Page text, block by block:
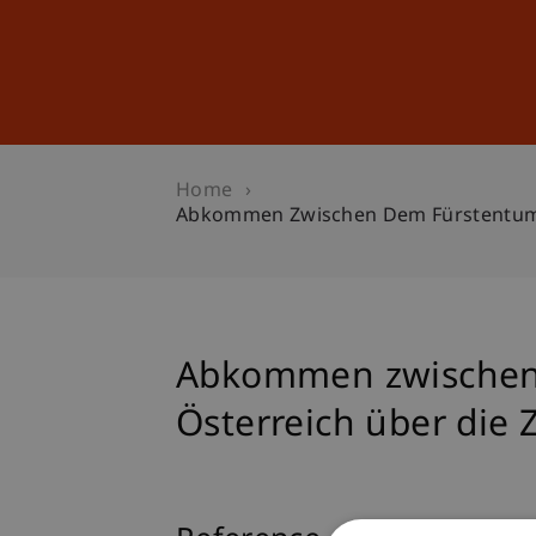
Home
Abkommen Zwischen Dem
Abkommen
Österreich über die